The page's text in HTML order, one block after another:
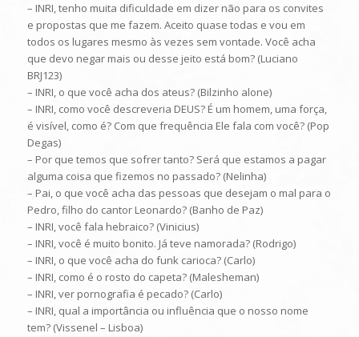
– INRI, tenho muita dificuldade em dizer não para os convites
e propostas que me fazem. Aceito quase todas e vou em
todos os lugares mesmo às vezes sem vontade. Você acha
que devo negar mais ou desse jeito está bom? (Luciano
BRJ123)
– INRI, o que você acha dos ateus? (Bilzinho alone)
– INRI, como você descreveria DEUS? É um homem, uma força,
é visível, como é? Com que frequência Ele fala com você? (Pop
Degas)
– Por que temos que sofrer tanto? Será que estamos a pagar
alguma coisa que fizemos no passado? (Nelinha)
– Pai, o que você acha das pessoas que desejam o mal para o
Pedro, filho do cantor Leonardo? (Banho de Paz)
– INRI, você fala hebraico? (Vinicius)
– INRI, você é muito bonito. Já teve namorada? (Rodrigo)
– INRI, o que você acha do funk carioca? (Carlo)
– INRI, como é o rosto do capeta? (Malesheman)
– INRI, ver pornografia é pecado? (Carlo)
– INRI, qual a importância ou influência que o nosso nome
tem? (Vissenel – Lisboa)